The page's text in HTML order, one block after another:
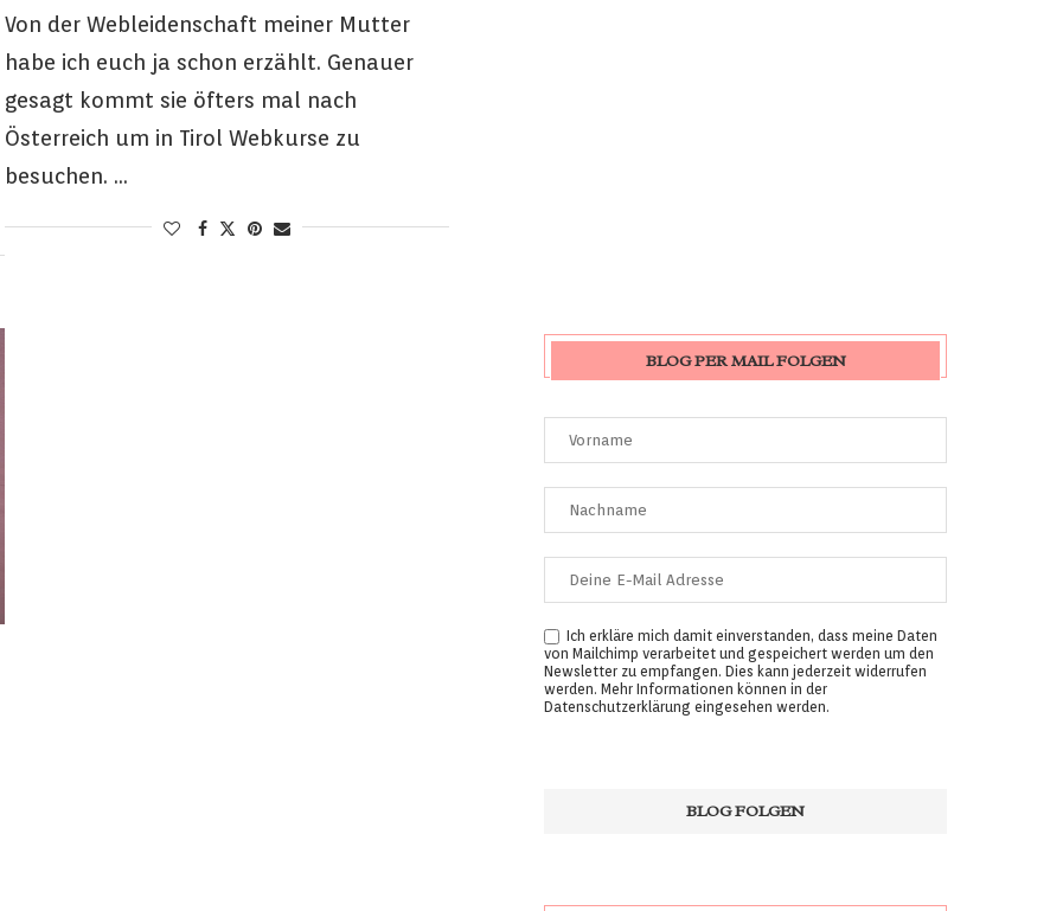
Von der Webleidenschaft meiner Mutter
habe ich euch ja schon erzählt. Genauer
gesagt kommt sie öfters mal nach
Österreich um in Tirol Webkurse zu
besuchen. …
BLOG PER MAIL FOLGEN
Ich erkläre mich damit einverstanden, dass meine Daten
von Mailchimp verarbeitet und gespeichert werden um den
Newsletter zu empfangen. Dies kann jederzeit widerrufen
werden. Mehr Informationen können in der
Datenschutzerklärung eingesehen werden.